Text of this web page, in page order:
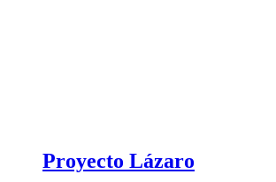
Proyecto Lázaro